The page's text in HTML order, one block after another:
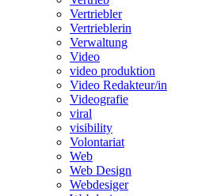
Vertriebler
Vertrieblerin
Verwaltung
Video
video produktion
Video Redakteur/in
Videografie
viral
visibility
Volontariat
Web
Web Design
Webdesiger